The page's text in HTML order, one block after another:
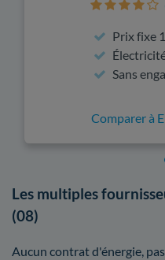
Prix fixe
Sans
Comparer à
Les multiples
(08)
Aucun contrat d'énergie,